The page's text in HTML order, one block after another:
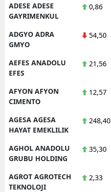
ADESE ADESE
GAYRIMENKUL
0,86
ADGYO ADRA
GMYO
54,50
AEFES ANADOLU
EFES
21,56
AFYON AFYON
CIMENTO
12,57
AGESA AGESA
HAYAT EMEKLILIK
248,40
AGHOL ANADOLU
GRUBU HOLDING
35,30
AGROT AGROTECH
TEKNOLOJI
2,33